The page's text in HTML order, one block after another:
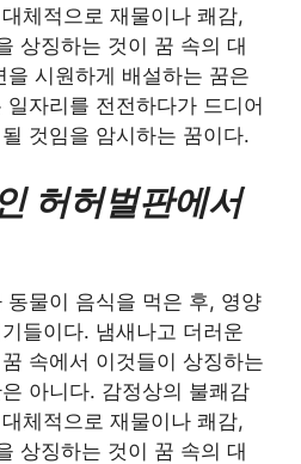
체적으로 재물이나 쾌감,
상징하는 것이 꿈 속의 대
을 시원하게 배설하는 꿈은
자리를 전전하다가 드디어
것임을 암시하는 꿈이다.
허허벌판에서
물이 음식을 먹은 후, 영양
들이다. 냄새나고 더러운
속에서 이것들이 상징하는
아니다. 감정상의 불쾌감
체적으로 재물이나 쾌감,
상징하는 것이 꿈 속의 대